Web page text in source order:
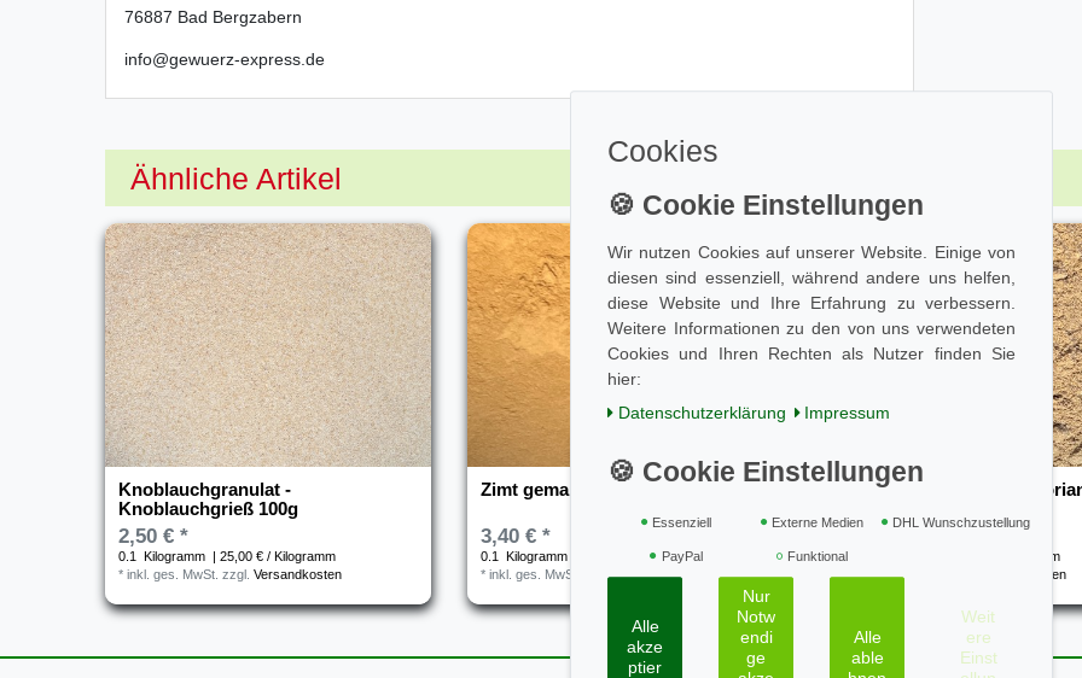
76887 Bad Bergzabern
info@gewuerz-express.de
Ähnliche Artikel
Knoblauchgranulat -
Knoblauchgrieß 100g
2,50 € *
0.1 Kilogramm
| 25,00 € / Kilogramm
*inkl. ges. MwSt. zzgl.Versandkosten
Zimt gemahlen Canehl 100g
3,40 € *
0.1 Kilogramm
| 34,00 € / Kilogramm
*inkl. ges. MwSt. zzgl.Versandkosten
Top-Artikel
Koriander gemahlen -
0.1
| 20,00 € / Kilogramm
*inkl. ges. MwSt. Versandkosten
Cookies
Wir nutzen Cookies auf unserer Website. Einige von
diesen sind essenziell, während andere uns helfen,
diese Website und Ihre Erfahrung zu verbessern.
Weitere Informationen zu den von uns verwendeten
Cookies und Ihren Rechten als Nutzer finden Sie
hier:
Daten­schutz­erklärung
Impressum
Essenziell Externe Medien DHL Wunschzustellung
PayPal Funktional
Alle
akze
ptier
Nur
Notw
endi
ge
Alle
able
Weit
ere
Einst